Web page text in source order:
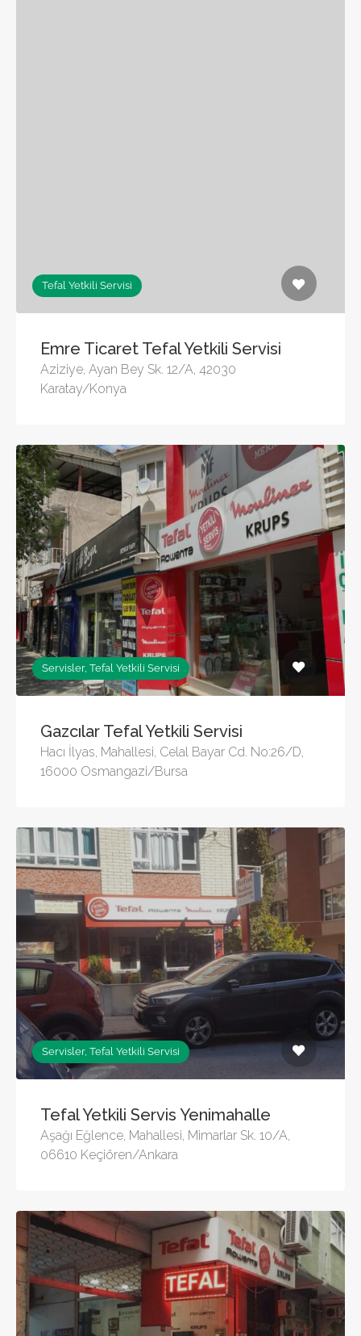
Tefal Yetkili Servisi
Emre Ticaret Tefal Yetkili Servisi
Aziziye, Ayan Bey Sk. 12/A, 42030
Karatay/Konya
Servisler, Tefal Yetkili Servisi
Gazcılar Tefal Yetkili Servisi
Hacı İlyas, Mahallesi, Celal Bayar Cd. No:26/D,
16000 Osmangazi/Bursa
Servisler, Tefal Yetkili Servisi
Tefal Yetkili Servis Yenimahalle
Aşağı Eğlence, Mahallesi, Mimarlar Sk. 10/A,
06610 Keçiören/Ankara